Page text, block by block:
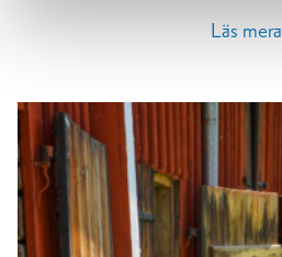
Läs mera